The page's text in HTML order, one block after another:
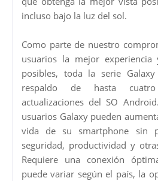
incluso bajo la luz del sol.
Como parte de nuestro
usuarios la mejor
posibles, toda la serie
respaldo de hasta
actualizaciones del SO
usuarios Galaxy pueden
vida de su smartphone sin
seguridad, productividad y
Requiere una conexión
puede variar según el país, la